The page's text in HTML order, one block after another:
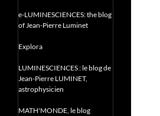
e-LUMINESCIENCES: the blog
of Jean-Pierre Luminet
Explora
LUMINESCIENCES : le blog de
Jean-Pierre LUMINET,
astrophysicien
MATH'MONDE, le blog